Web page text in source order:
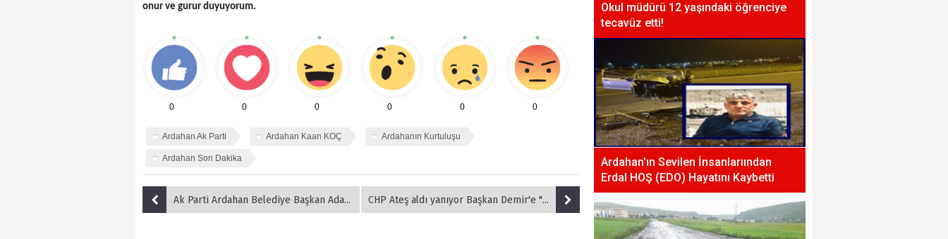
onur ve gurur duyuyorum.
0 0 0 0 0 0
Ardahan Ak Parti Ardahan Kaan KOÇ Ardahanın Kurtuluşu
Ardahan Son Dakika
Ak Parti Ardahan Belediye Başkan Adayı Yunus Baydar, Emin Adımlar ile İlerliyor CHP Ateş aldı yanıyor Başkan Demir'e "Şehir eşkiyasi" benzetmesi...
Okul müdürü 12 yaşındaki öğrenciye
tecavüz etti!
Ardahan'ın Sevilen İnsanlarıından
Erdal HOŞ (EDO) Hayatını Kaybetti